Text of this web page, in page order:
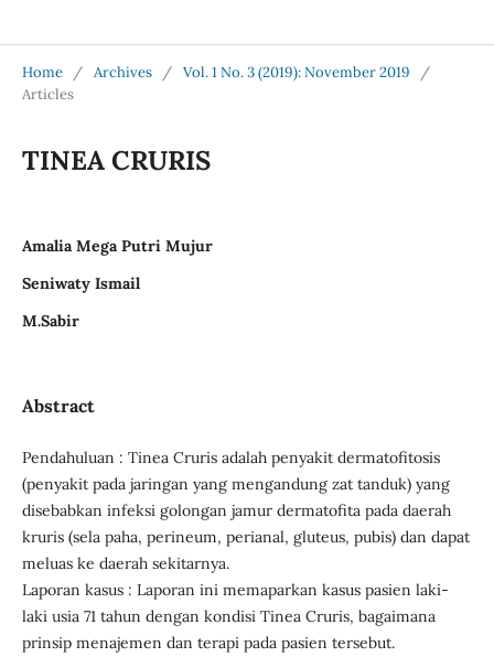
Home / Archives / Vol. 1 No. 3 (2019): November 2019
/
Articles
TINEA CRURIS
Amalia Mega Putri Mujur
Seniwaty Ismail
M.Sabir
Abstract
Pendahuluan : Tinea Cruris adalah penyakit dermatofitosis
(penyakit pada jaringan yang mengandung zat tanduk) yang
disebabkan infeksi golongan jamur dermatofita pada daerah
kruris (sela paha, perineum, perianal, gluteus, pubis) dan dapat
meluas ke daerah sekitarnya.
Laporan kasus : Laporan ini memaparkan kasus pasien laki-
laki usia 71 tahun dengan kondisi Tinea Cruris, bagaimana
prinsip menajemen dan terapi pada pasien tersebut.